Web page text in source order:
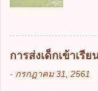
ข้อใ
ข. เพื่
ถิ่น ค.
การ
ข้อมู
หนึ่ง
พัฒน
การบ
การส่งเด็กเข้าเรี
- กรกฎาคม 31, 2561